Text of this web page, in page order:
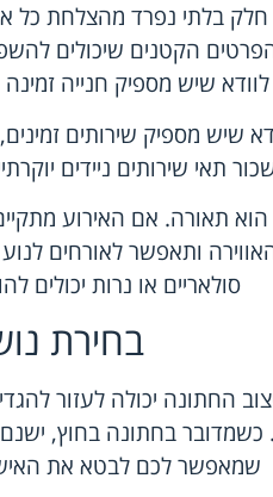
חלק בלתי נפרד מהצלחת כל
הקטנים שיכולים
שיש מספיק חנייה
שיש מספיק שירותים
תאי שירותים ניידים
הוא תאורה. אם האירוע
ותאפשר לאורחים
סולאריים או נרות יכולים
בחירת
החתונה יכולה לעזור
בחתונה בחוץ, ישנם
שמאפשר לכם לבטא את